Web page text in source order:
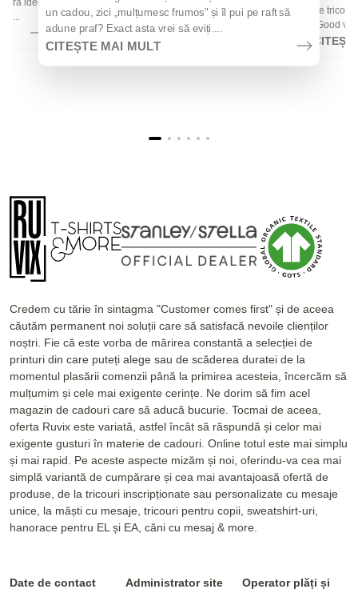
un cadou, zici „mulțumesc frumos" și îl pui pe raft să
adune praf? Exact asta vrei să eviți....
CITEȘTE MAI MULT
de
„Good
Credem cu tărie în sintagma "Customer comes first" și de aceea
căutăm permanent noi soluții care să satisfacă nevoile clienților
noștri. Fie că este vorba de mărirea constantă a selecției de
printuri din care puteți alege sau de scăderea duratei de la
momentul plasării comenzii până la primirea acesteia, încercăm să
mulțumim și cele mai exigente cerințe. Ne dorim să fim acel
magazin de cadouri care să aducă bucurie. Tocmai de aceea,
oferta Ruvix este variată, astfel încât să răspundă și celor mai
exigente gusturi în materie de cadouri. Online totul este mai simplu
și mai rapid. Pe aceste aspecte mizăm și noi, oferindu-va cea mai
simplă variantă de cumpărare și cea mai avantajoasă ofertă de
produse, de la tricouri inscripționate sau personalizate cu mesaje
unice, la măști cu mesaje, tricouri pentru copii, sweatshirt-uri,
hanorace pentru EL și EA, căni cu mesaj & more.
Date de contact
Administrator site
Operator plăți și